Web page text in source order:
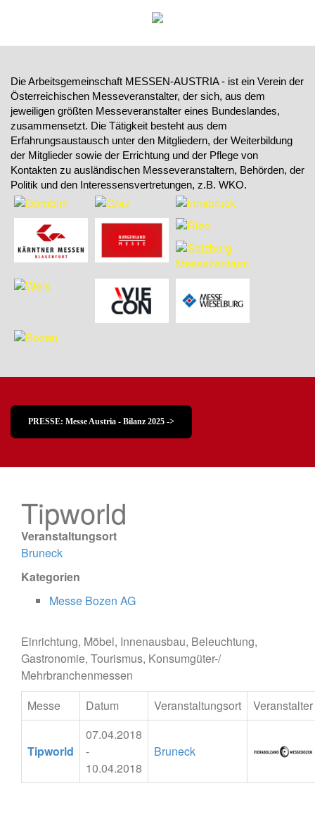
Die Arbeitsgemeinschaft MESSEN-AUSTRIA - ist ein Verein der
Österreichischen Messeveranstalter, der sich, aus dem
jeweiligen größten Messeveranstalter eines Bundeslandes,
zusammensetzt. Die Tätigkeit besteht aus dem
Erfahrungsaustausch unter den Mitgliedern, der Weiterbildung
der Mitglieder sowie der Errichtung und der Pflege von
Kontakten zu ausländischen Messeveranstaltern, Behörden, der
Politik und den Interessensvertretungen, z.B. WKO.
PRESSE: Messe Austria - Bilanz 2025 ->
Tipworld
Veranstaltungsort
Bruneck
Kategorien
Messe Bozen AG
Einrichtung, Möbel, Innenausbau, Beleuchtung,
Gastronomie, Tourismus, Konsumgüter-/
Mehrbranchenmessen
Messe
Datum Veranstaltungsort Veranstalter
Tipworld
07.04.2018
-
10.04.2018
Bruneck